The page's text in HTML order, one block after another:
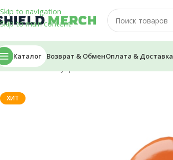
Skip to navigation
Skip to main content
Каталог Возврат & ОбменОплата & Доставка
Главная/Аксессуары
ХИТ